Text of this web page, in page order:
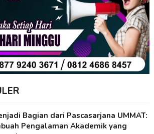
Bagian dari Pascasarjana UMMAT:
Pengalaman Akademik yang